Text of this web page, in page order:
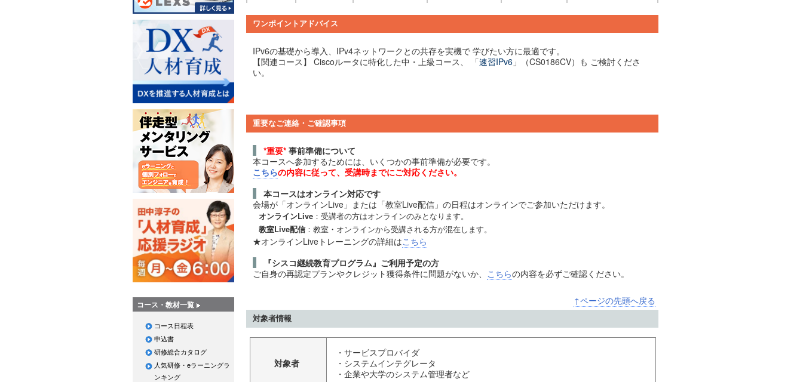
コース・教材一覧
コース日程表
申込書
研修総合カタログ
人気研修・eラーニングラ
ンキング
ワンポイントアドバイス
IPv6の基礎から導入、IPv4ネットワークとの共存を実機で 学びたい方に最適です。
【関連コース】 Ciscoルータに特化した中・上級コース、 「速習IPv6 」（CS0186CV）も ご検討くださ
い。
重要なご連絡・ご確認事項
*重要* 事前準備について
本コースへ参加するためには、いくつかの事前準備が必要です。
こちらの内容に従って、受講時までにご対応ください。
本コースはオンライン対応です
会場が「オンラインLive」または「教室Live配信」の日程はオンラインでご参加いただけます。
オンラインLive ：受講者の方はオンラインのみとなります。
教室Live配信 ：教室・オンラインから受講される方が混在します。
★オンラインLiveトレーニングの詳細はこちら
『シスコ継続教育プログラム』ご利用予定の方
ご自身の再認定プランやクレジット獲得条件に問題がないか、 こちらの内容を必ずご確認ください。
↑ページの先頭へ戻る
対象者情報
対象者
・サービスプロバイダ
・システムインテグレータ
・企業や大学のシステム管理者など